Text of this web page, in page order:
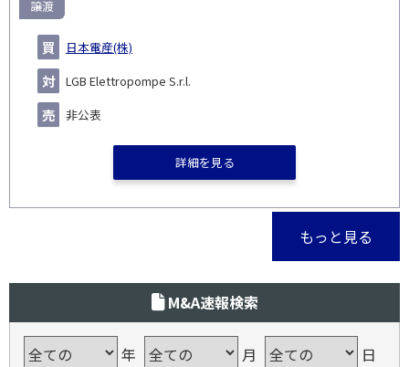
日本電産(株)
LGB Elettropompe S.r.l.
非公表
譲渡
詳細を見る
もっと見る
M&A速報検索
年 月 日